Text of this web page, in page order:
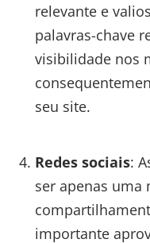
relevante e
palavras-chave
visibilidade nos
seu site.
Redes sociais:
ser apenas uma
importante